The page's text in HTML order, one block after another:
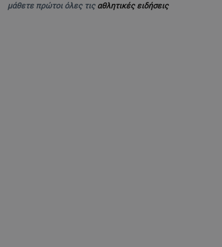
μάθετε πρώτοι όλες τις αθλητικές ειδήσεις